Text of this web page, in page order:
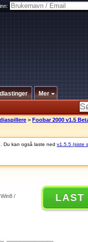
Mer
> Foobar 2000 v1.5
Du kan også laste ned v1.5.5 (siste
/
LAST